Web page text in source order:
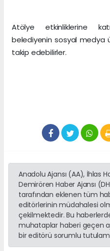
Atölye etkinliklerine
belediyenin sosyal medya
takip edebilirler.
Anadolu Ajansı (AA), İhlas
Demirören Haber Ajansı
tarafından eklenen tüm
editörlerinin müdahalesi
çekilmektedir. Bu
muhataplar haberi geçen
bir editörü sorumlu